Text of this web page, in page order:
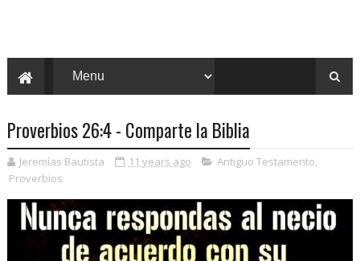
Proverbios 26:4 - Comparte la Biblia
Jeremías Bautista 11 years ago Antiguo Testamento,
Proverbios